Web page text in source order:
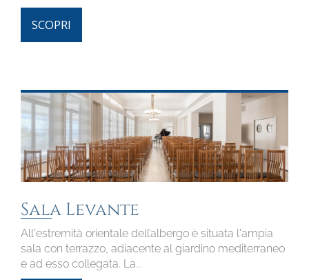
SCOPRI
Sala Levante
All'estremità orientale dell’albergo è situata l'ampia
sala con terrazzo, adiacente al giardino mediterraneo
e ad esso collegata. La...